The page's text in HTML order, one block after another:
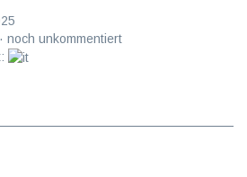
· noch unkommentiert